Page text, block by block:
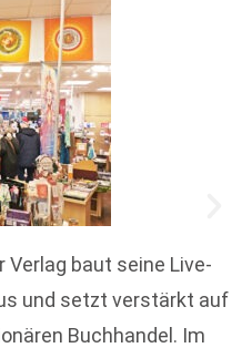
Verlag baut seine Live-
und setzt verstärkt auf
Buchhandel. Im